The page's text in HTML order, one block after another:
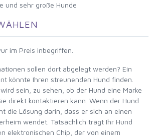
und sehr große Hunde
im Preis inbegriffen.
sollen dort abgelegt werden? Ein
könnte Ihren streunenden Hund finden.
sein, zu sehen, ob der Hund eine Marke
direkt kontaktieren kann. Wenn der Hund
die Lösung darin, dass er sich an einen
wendet. Tatsächlich trägt Ihr Hund
elektronischen Chip, der von einem